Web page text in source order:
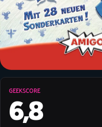
GEEKSCORE
6,8